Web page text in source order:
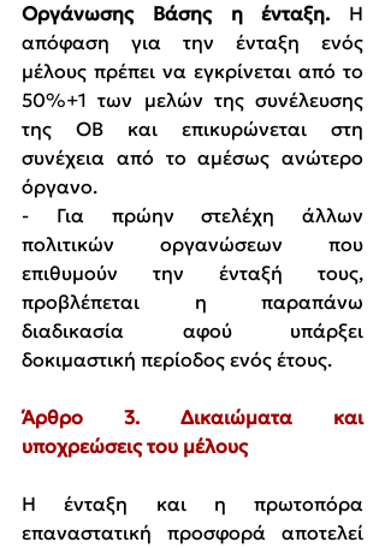
Οργάνωσης Βάσης η ένταξη. Η
απόφαση για την ένταξη ενός
μέλους πρέπει να εγκρίνεται από το
50%+1 των μελών της συνέλευσης
της ΟΒ και επικυρώνεται στη
συνέχεια από το αμέσως ανώτερο
όργανο.
- Για πρώην στελέχη άλλων
πολιτικών οργανώσεων που
επιθυμούν την ένταξή τους,
προβλέπεται η παραπάνω
διαδικασία αφού υπάρξει
δοκιμαστική περίοδος ενός έτους.
Άρθρο 3. Δικαιώματα και
υποχρεώσεις του μέλους
Η ένταξη και η πρωτοπόρα
επαναστατική προσφορά
αποτελεί